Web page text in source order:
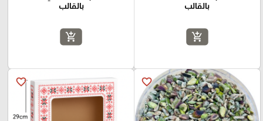
بالقالب
add_shopping_cart
بالقالب
add_shopping_cart
favorite_border
favorite_border